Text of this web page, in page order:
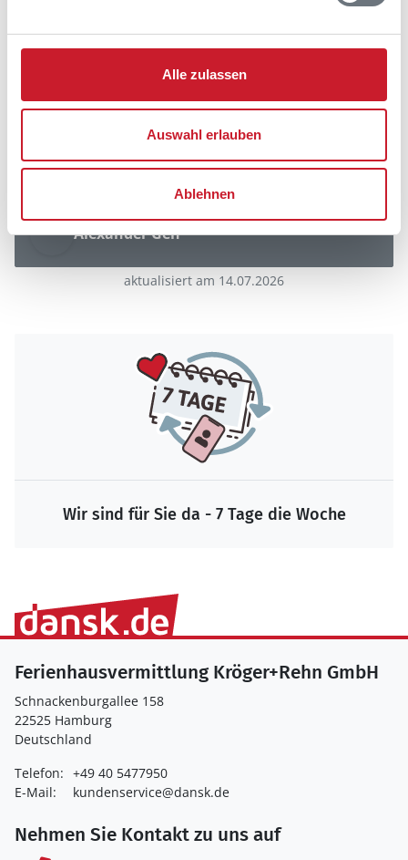
Alle zulassen
Auswahl erlauben
Ablehnen
Stand: 2024
Ferienhaus nah am Strand von Marstal
Alexander Geh
aktualisiert am 14.07.2026
Wir sind für Sie da - 7 Tage die Woche
Ferienhausvermittlung Kröger+Rehn GmbH
Schnackenburgallee 158
22525 Hamburg
Deutschland
Telefon: +49 40 5477950
E-Mail:
kundenservice@dansk.de
Nehmen Sie Kontakt zu uns auf